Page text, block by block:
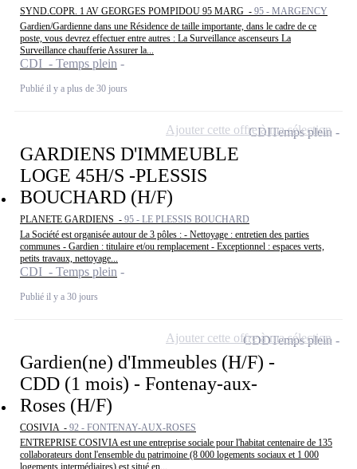
SYND.COPR. 1 AV GEORGES POMPIDOU 95 MARG - 95 - MARGENCY
Gardien/Gardienne dans une Résidence de taille importante, dans le cadre de ce
poste, vous devrez effectuer entre autres : La Surveillance ascenseurs La
Surveillance chaufferie Assurer la...
CDI - Temps plein
Publié il y a plus de 30 jours
GARDIENS D'IMMEUBLE
LOGE 45H/S -PLESSIS
BOUCHARD (H/F)
PLANETE GARDIENS - 95 - LE PLESSIS BOUCHARD
La Société est organisée autour de 3 pôles : - Nettoyage : entretien des parties
communes - Gardien : titulaire et/ou remplacement - Exceptionnel : espaces verts,
petits travaux, nettoyage...
CDI - Temps plein
Publié il y a 30 jours
CDITemps plein
Ajouter cette offre à ma sélection
Gardien(ne) d'Immeubles (H/F) -
CDD (1 mois) - Fontenay-aux-
Roses (H/F)
COSIVIA - 92 - FONTENAY-AUX-ROSES
ENTREPRISE COSIVIA est une entreprise sociale pour l'habitat centenaire de 135
collaborateurs dont l'ensemble du patrimoine (8 000 logements sociaux et 1 000
logements intermédiaires) est situé en...
CDDTemps plein
Ajouter cette offre à ma sélection